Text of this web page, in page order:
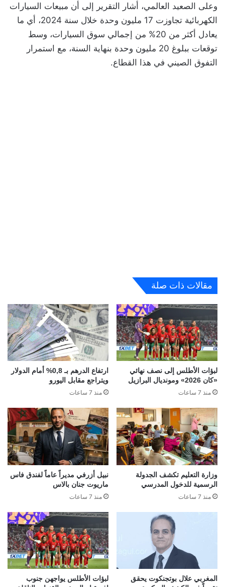
وعلى الصعيد العالمي، أشار التقرير إلى أن مبيعات السيارات
الكهربائية تجاوزت 17 مليون وحدة خلال سنة 2024، أي ما
يعادل أكثر من 20% من إجمالي سوق السيارات، وسط
توقعات ببلوغ 20 مليون وحدة بنهاية السنة، مع استمرار
التفوق الصيني في هذا القطاع.
مقالات ذات صلة
لبؤات الأطلس إلى نصف نهائي
«كان 2026» ومونديال البرازيل
منذ 7 ساعات
ارتفاع الدرهم بـ 0,8% أمام الدولار
ويتراجع مقابل اليورو
منذ 7 ساعات
وزارة التعليم تكشف الجدولة
الرسمية للدخول المدرسي
منذ 7 ساعات
نبيل أزرفي مديراً عاماً لفندق فاس
ماريوت جنان بالاس
منذ 7 ساعات
المغربي علال بوتجنكوت يحقق
لبؤات الأطلس يواجهن جنوب